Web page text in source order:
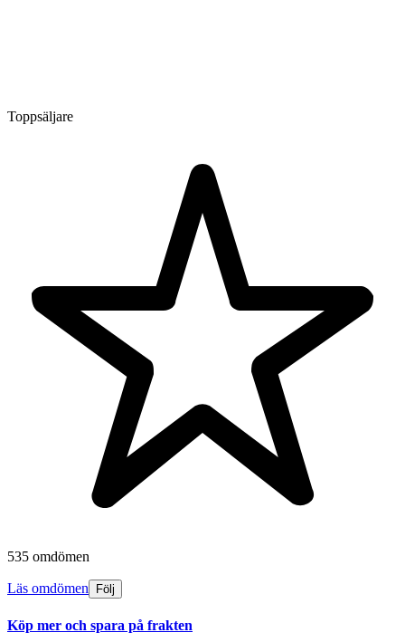
Toppsäljare
535 omdömen
Läs omdömen Följ
Köp mer och spara på frakten